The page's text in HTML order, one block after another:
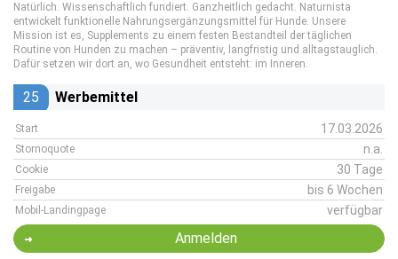
Natürlich. Wissenschaftlich fundiert. Ganzheitlich gedacht. Naturnista
entwickelt funktionelle Nahrungsergänzungsmittel für Hunde. Unsere
Mission ist es, Supplements zu einem festen Bestandteil der täglichen
Routine von Hunden zu machen – präventiv, langfristig und alltagstauglich.
Dafür setzen wir dort an, wo Gesundheit entsteht: im Inneren.
25 Werbemittel
Start 17.03.2026
Stornoquote n.a.
Cookie 30 Tage
Freigabe bis 6 Wochen
Mobil-Landingpage verfügbar
Anmelden